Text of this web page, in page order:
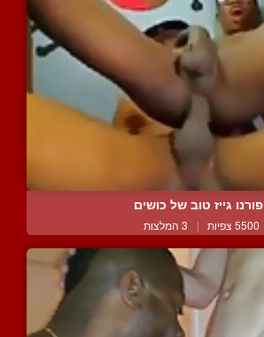
פורנו גייז טוב של כושים
5500 צפיות | 3 המלצות